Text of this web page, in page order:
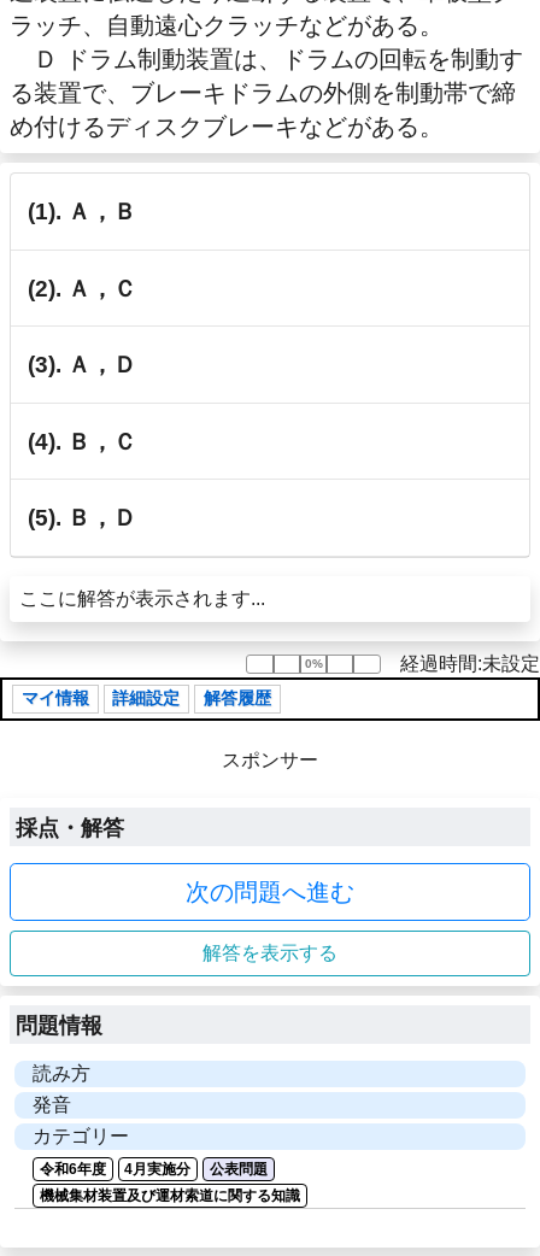
ラッチ、自動遠心クラッチなどがある。
Ｄ ドラム制動装置は、ドラムの回転を制動す
る装置で、ブレーキドラムの外側を制動帯で締
め付けるディスクブレーキなどがある。
(1). Ａ，Ｂ
(2). Ａ，Ｃ
(3). Ａ，Ｄ
(4). Ｂ，Ｃ
(5). Ｂ，Ｄ
ここに解答が表示されます...
0%
0% 経過時間:未設定
マイ情報 詳細設定 解答履歴
スポンサー
採点・解答
次の問題へ進む
解答を表示する
問題情報
読み方
発音
カテゴリー
令和6年度 4月実施分
公表問題
機械集材装置及び運材索道に関する知識